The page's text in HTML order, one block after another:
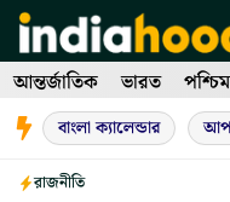
Skip
to
content
আন্তর্জাতিক ভারত
বাংলা ক্যালেন্ডার
রাজনীতি